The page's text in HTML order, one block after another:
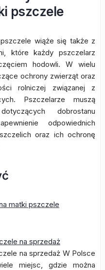
pszczele
wiąże się także z
które każdy pszczelarz
hodowli. W wielu
ochrony zwierząt oraz
rolniczej związanej z
Pszczelarze muszą
dobrostanu
odpowiednich
oraz ich ochronę
matki pszczele
na sprzedaż
na sprzedaż W Polsce
miejsc, gdzie można